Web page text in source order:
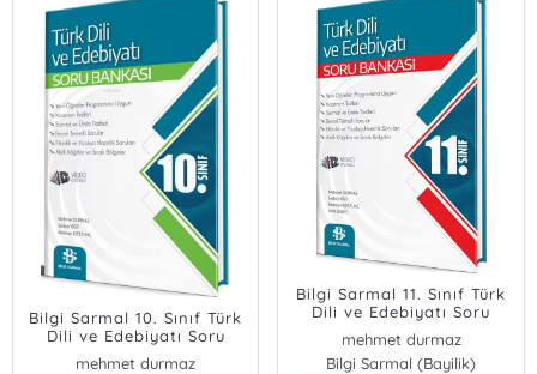
Bilgi Sarmal 10. Sınıf Türk
Dili ve Edebiyatı Soru
Bankası
mehmet durmaz
Bilgi Sarmal 11. Sınıf Türk
Dili ve Edebiyatı Soru
Bankası
mehmet durmaz
Serbay Yiğit
Bilgi Sarmal (Bayilik)